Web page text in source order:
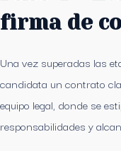
firma de
Una vez superadas las
candidata un contrato
equipo legal, donde se
responsabilidades y